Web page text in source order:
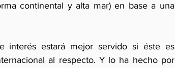
continental y alta mar) en base a una
interés estará mejor servido si éste es
al respecto. Y lo ha hecho por